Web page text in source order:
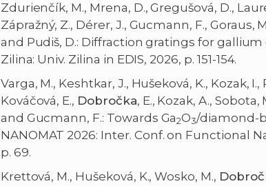
Zdurienčík, M., Mrena, D., Gregušová, D.,
Zápražný, Z., Dérer, J., Gucmann, F., Goraus,
and Pudiš, D.: Diffraction gratings for gallium
Zilina: Univ. Zilina in EDIS, 2026, p. 151-154.
Varga, M., Keshtkar, J., Hušeková, K., Kozak,
Kováčová, E., Dobročka, E., Kozak, A., Sobota,
and Gucmann, F.: Towards Ga2O3/diamond-
NANOMAT 2026: Inter. Conf. on Functional
p. 69.
Krettová, M., Hušeková, K., Wosko, M.,